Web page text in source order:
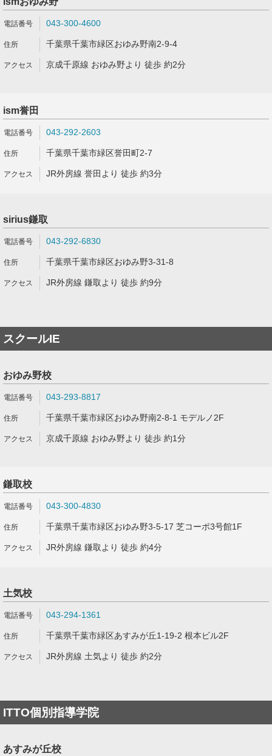
043-300-4600
千葉県千葉市緑区おゆみ野南2-9-4
京成千原線 おゆみ野より 徒歩 約2分
ism誉田
043-292-2603
千葉県千葉市緑区誉田町2-7
JR外房線 誉田より 徒歩 約3分
sirius鎌取
043-292-6830
千葉県千葉市緑区おゆみ野3-31-8
JR外房線 鎌取より 徒歩 約9分
スクールIE
おゆみ野校
043-293-8817
千葉県千葉市緑区おゆみ野南2-8-1 モデルノ2F
京成千原線 おゆみ野より 徒歩 約1分
鎌取校
043-300-4830
千葉県千葉市緑区おゆみ野3-5-17 芝コーポ3号館1F
JR外房線 鎌取より 徒歩 約4分
土気校
043-294-1361
千葉県千葉市緑区あすみが丘1-19-2 根本ビル2F
JR外房線 土気より 徒歩 約2分
ITTO個別指導学院
あすみが丘校